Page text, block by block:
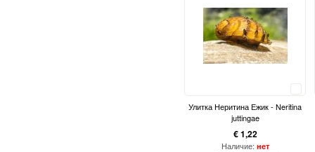
Улитка Неритина Ежик - Neritina
juttingae
€ 1,22
Наличие: нет